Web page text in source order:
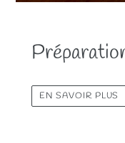
EN SAVOIR PLUS